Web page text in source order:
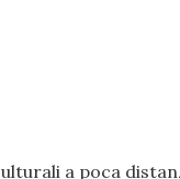
a poca